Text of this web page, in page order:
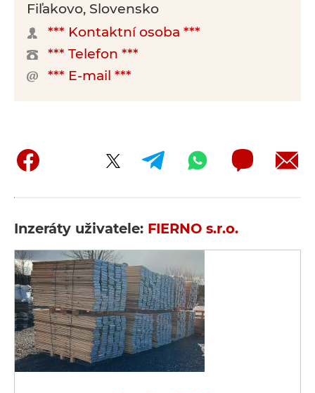
Fiľakovo, Slovensko
*** Kontaktní osoba ***
*** Telefon ***
*** E-mail ***
Inzeráty uživatele: FIERNO s.r.o.